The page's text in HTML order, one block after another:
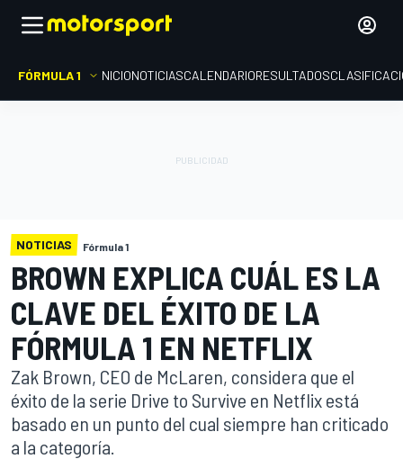
FÓRMULA 1 INICIONOTICIASCALENDARIORESULTADOS
NOTICIAS Fórmula 1
BROWN EXPLICA CUÁL ES LA
CLAVE DEL ÉXITO DE LA
FÓRMULA 1 EN NETFLIX
Zak Brown, CEO de McLaren, considera que el
éxito de la serie Drive to Survive en Netflix está
basado en un punto del cual siempre han criticado
a la categoría.